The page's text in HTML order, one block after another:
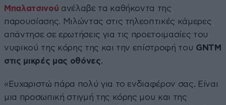
Μπαλατσινού ανέλαβε τα καθήκοντα της
παρουσίασης. Μιλώντας στις τηλεοπτικές κάμερες
απάντησε σε ερωτήσεις για τις προετοιμασίες του
νυφικού της κόρης της και την επίστροφή του GNTM
στις μικρές μας οθόνες.
«Ευχαριστώ πάρα πολύ για το ενδιαφέρον σας. Είναι
μια προσωπική στιγμή της κόρης μου και της